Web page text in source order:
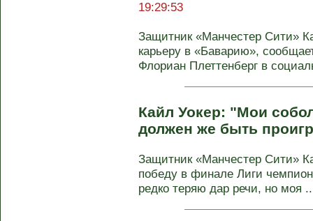
19:29:53
Защитник «Манчестер Сити»
карьеру в «Баварию»,
Флориан Плеттенберг в
Кайл Уокер: "Мои
должен же быть
Защитник «Манчестер Сити»
победу в финале Лиги
редко теряю дар речи, но моя